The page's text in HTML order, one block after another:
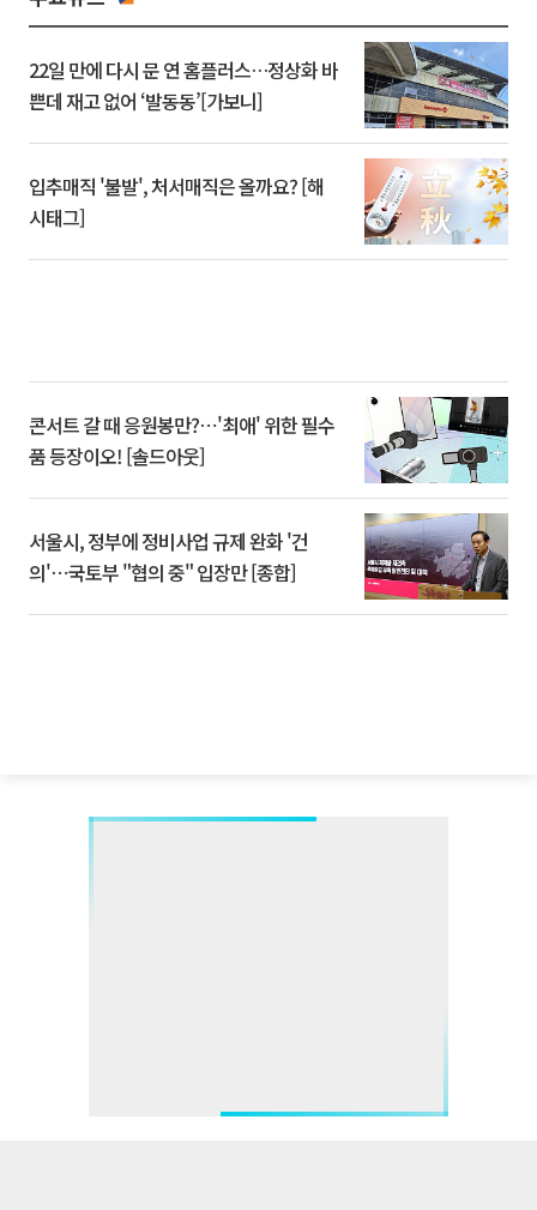
22일 만에 다시 문 연 홈플러스…정상화 바
쁜데 재고 없어 ‘발동동’[가보니]
입추매직 '불발', 처서매직은 올까요? [해
시태그]
콘서트 갈 때 응원봉만?⋯'최애' 위한 필수
품 등장이오! [솔드아웃]
서울시, 정부에 정비사업 규제 완화 '건
의'⋯국토부 "협의 중" 입장만 [종합]